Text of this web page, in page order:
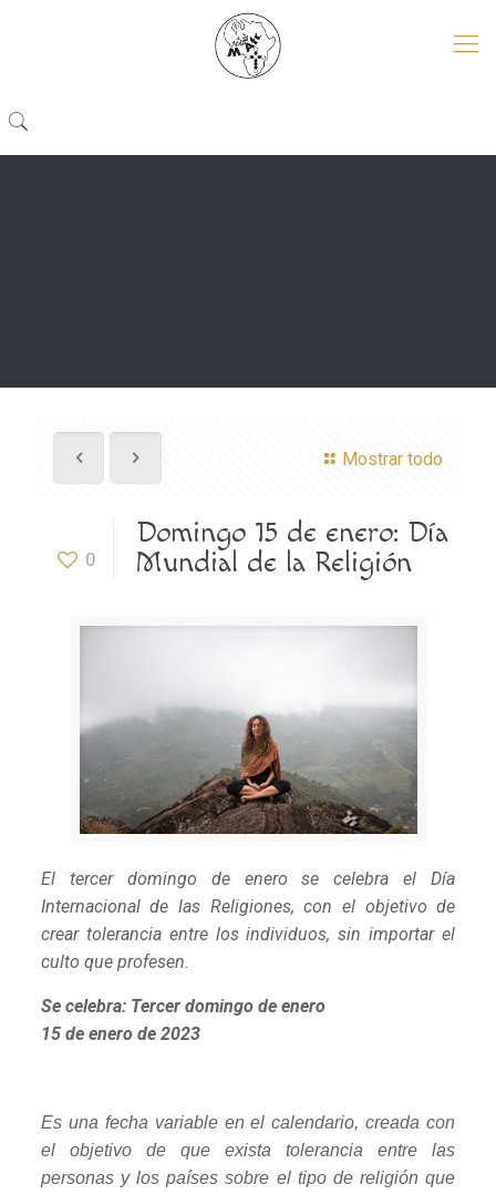
Mostrar todo
0
Domingo 15 de enero: Día
Mundial de la Religión
El tercer domingo de enero se celebra el Día
Internacional de las Religiones, con el objetivo de
crear tolerancia entre los individuos, sin importar el
culto que profesen.
Se celebra: Tercer domingo de enero
15 de enero de 2023
Es una fecha variable en el calendario, creada con
el objetivo de que exista tolerancia entre las
personas y los países sobre el tipo de religión que